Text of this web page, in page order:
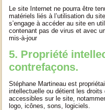
Le site Internet ne pourra être
matériels liés à l’utilisation du
s’engage à accéder au site en
contenant pas de virus et avec
mis-à-jour
5. Propriété
contrefaçons.
Stéphane Martineau est
intellectuelle ou détient les droits
accessibles sur le site,
logo, icônes, sons, logiciels.